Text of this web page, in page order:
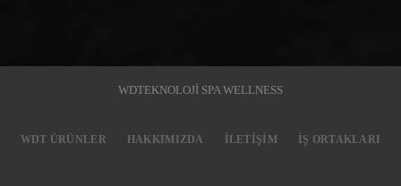
WDTEKNOLOJİ SPA WELLNESS
WDT ÜRÜNLER HAKKIMIZDA İLETIŞIM İŞ ORTAKLARI